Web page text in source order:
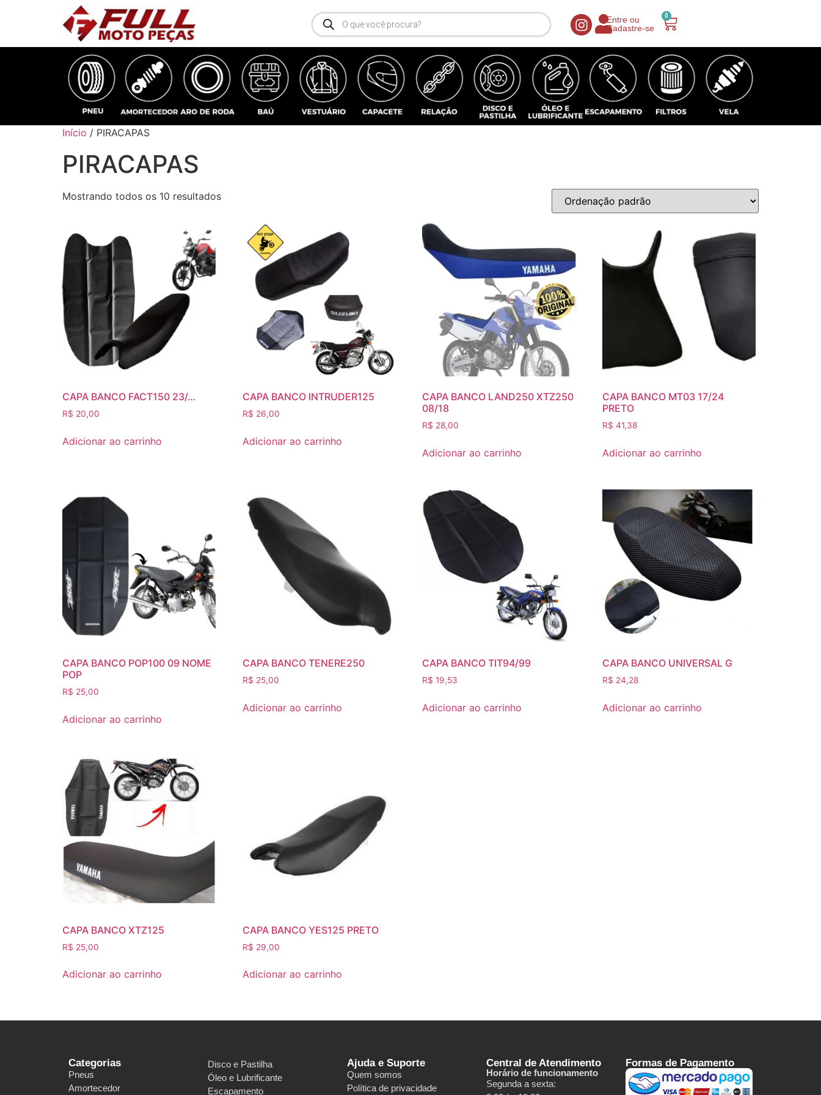
Entre ou
Cadastre-se
0
Início / PIRACAPAS
PIRACAPAS
Mostrando todos os 10 resultados
CAPA BANCO FACT150 23/…
R$ 20,00
Adicionar ao carrinho
CAPA BANCO INTRUDER125
R$ 26,00
Adicionar ao carrinho
CAPA BANCO LAND250 XTZ250
08/18
R$ 28,00
Adicionar ao carrinho
CAPA BANCO MT03 17/24
PRETO
R$ 41,38
Adicionar ao carrinho
CAPA BANCO POP100 09 NOME
POP
R$ 25,00
Adicionar ao carrinho
CAPA BANCO TENERE250
R$ 25,00
Adicionar ao carrinho
CAPA BANCO TIT94/99
R$ 19,53
Adicionar ao carrinho
CAPA BANCO UNIVERSAL G
R$ 24,28
Adicionar ao carrinho
CAPA BANCO XTZ125
R$ 25,00
Adicionar ao carrinho
CAPA BANCO YES125 PRETO
R$ 29,00
Adicionar ao carrinho
Categorias
Pneus
Amortecedor
Disco e Pastilha
Óleo e Lubrificante
Escapamento
Ajuda e Suporte
Quem somos
Política de privacidade
Central de Atendimento
Horário de funcionamento
Segunda a sexta:
Formas de Pagamento